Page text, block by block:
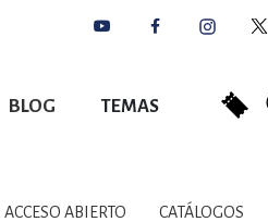
BLOG TEMAS
LITERARIOS
ACCESO ABIERTO CATÁLOGOS